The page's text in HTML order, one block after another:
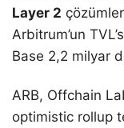
Layer 2
Arbitrum’un
Base 2,2 milyar
ARB, Offchain
optimistic rollup